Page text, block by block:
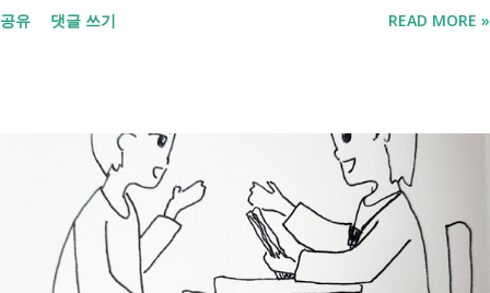
처리까지 이 흐름만 따라가시면 됩니다. 장례 후 행정 절차 타임라인 장
모든 절차를 대신 처리해주지는 않습니다. 행정복지센터에서는 - 금융재
산, 부동산, 세금, 연금 등 '조회' 신청할 수 있습니다. 나머지는 직접 해야
합니다. - 상속포기 또는 한정승인 법원 - 상속세, 취득세 신고 세무서, 시
군구청 - 예금 인출, 보험금 청구 은행, 보험사 사망신고 당일에 끝낼 수
있는 건 '신청까지', 처리는 2주 후 부터입니다. [조회되는 것 vs 안되는
공유 댓글 쓰기 READ MORE »